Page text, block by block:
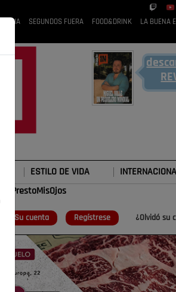
RUBIA SEGUNDOS FUERA FOOD&DRINK
LA BUENA
ESTILO DE VIDA
#TePrestoMisOjos
Su cuenta Regístrese ¿Olvidó su